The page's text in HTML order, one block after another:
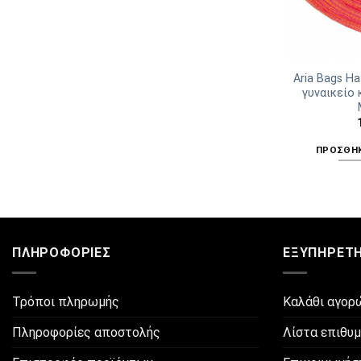
Aria Bags
γυναικείο
ΠΛΗΡΟΦΟΡΊΕΣ
Τρόποι πληρωμής
Πληροφορίες αποστολής
Καλάθι
Λίστα